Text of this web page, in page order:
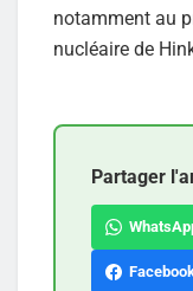
notamment au
nucléaire de
Partager